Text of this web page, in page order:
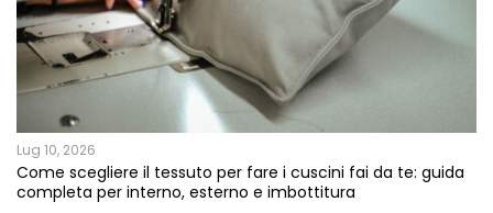
Lug 10, 2026
Come scegliere il tessuto per fare i cuscini fai da te: guida
completa per interno, esterno e imbottitura